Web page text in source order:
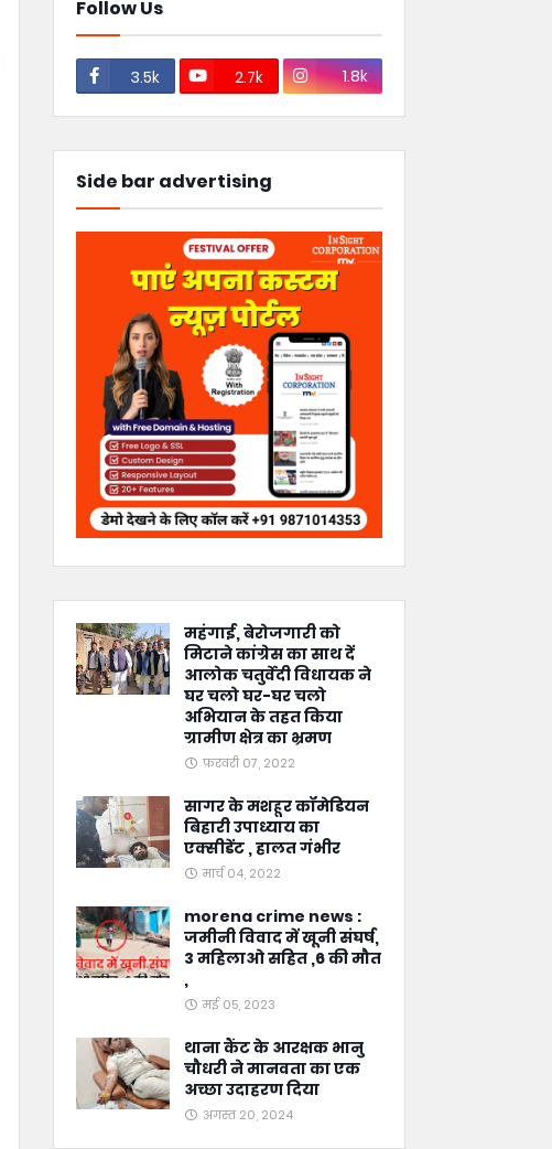
Follow Us
3.5k 2.7k 1.8k
Side bar advertising
महंगाई, बेरोजगारी को
मिटाने कांग्रेस का साथ दें
आलोक चतुर्वेदी विधायक ने
घर चलो घर-घर चलो
अभियान के तहत किया
ग्रामीण क्षेत्र का भ्रमण
फ़रवरी 07, 2022
सागर के मशहूर कॉमेडियन
बिहारी उपाध्याय का
एक्सीडेंट , हालत गंभीर
मार्च 04, 2022
morena crime news :
जमीनी विवाद में खूनी संघर्ष,
3 महिलाओ सहित ,6 की मौत
,
मई 05, 2023
थाना कैंट के आरक्षक भानु
चौधरी ने मानवता का एक
अच्छा उदाहरण दिया
अगस्त 20, 2024